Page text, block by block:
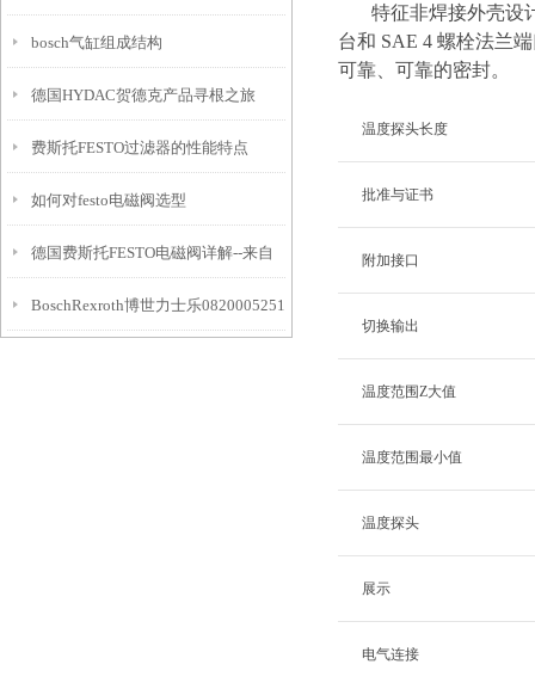
bosch气缸组成结构
德国HYDAC贺德克产品寻根之旅
费斯托FESTO过滤器的性能特点
如何对festo电磁阀选型
德国费斯托FESTO电磁阀详解--来自
上海森层
BoschRexroth博世力士乐0820005251
特征非焊接外壳设计
台和 SAE 4 螺栓法兰
可靠、可靠的密封。
温度探头长度
批准与证书
附加接口
切换输出
温度范围Z大值
温度范围最小值
温度探头
展示
电气连接